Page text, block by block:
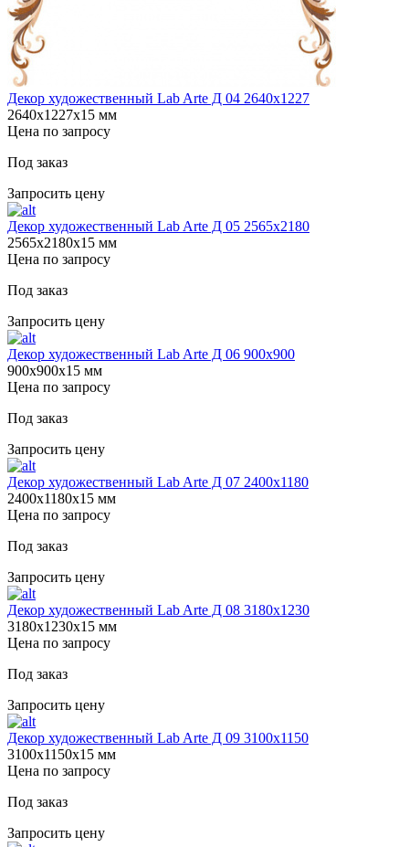
Декор художественный Lab Arte Д 04 2640х1227
2640х1227х15 мм
Цена по запросу
Под заказ
Запросить цену
Декор художественный Lab Arte Д 05 2565х2180
2565х2180х15 мм
Цена по запросу
Под заказ
Запросить цену
Декор художественный Lab Arte Д 06 900х900
900х900х15 мм
Цена по запросу
Под заказ
Запросить цену
Декор художественный Lab Arte Д 07 2400х1180
2400х1180х15 мм
Цена по запросу
Под заказ
Запросить цену
Декор художественный Lab Arte Д 08 3180х1230
3180х1230х15 мм
Цена по запросу
Под заказ
Запросить цену
Декор художественный Lab Arte Д 09 3100х1150
3100х1150х15 мм
Цена по запросу
Под заказ
Запросить цену